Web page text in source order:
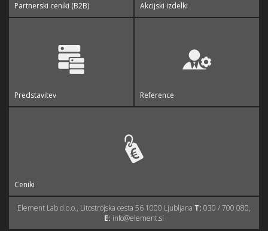
Partnerski ceniki (B2B) Akcijski izdelki
Predstavitev Reference
Ceniki
Element Lab d.o.o., Litostrojska cesta 56 1000 Ljubljana T: 030 / 700 080,
E: info@element.si